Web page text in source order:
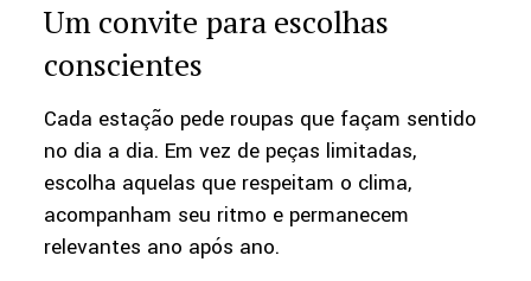
Um convite para escolhas
conscientes
Cada estação pede roupas que façam sentido
no dia a dia. Em vez de peças limitadas,
escolha aquelas que respeitam o clima,
acompanham seu ritmo e permanecem
relevantes ano após ano.